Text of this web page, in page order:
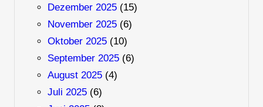
Dezember 2025(15)
November 2025(6)
Oktober 2025(10)
September 2025(6)
August 2025(4)
Juli 2025(6)